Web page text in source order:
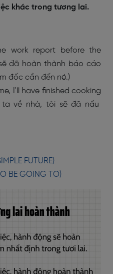
khác trong tương lai.
work report before the
đã hoàn thành báo cáo
đốc cần đến nó.)
I'll have finished cooking
ta về nhà, tôi sẽ đã nấu
FUTURE)
BE GOING TO)